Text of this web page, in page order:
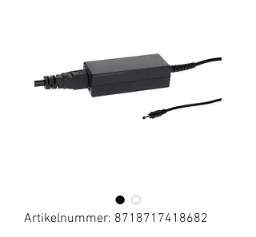
Artikelnummer: 8718717418682